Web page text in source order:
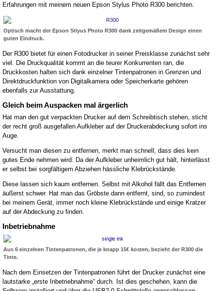
Erfahrungen mit meinem neuen Epson Stylus Photo R300 berichten.
Optisch macht der Epson Stlyus Photo R300 dank zeitgemäßem Design einen
guten Eindruck.
Der R300 bietet für einen Fotodrucker in seiner Preisklasse zunächst sehr
viel. Die Druckqualität kommt an die teurer Konkurrenten ran, die
Druckkosten halten sich dank einzelner Tintenpatronen in Grenzen und
Direktdruckfunktion von Digitalkamera oder Speicherkarte gehören
ebenfalls zur Ausstattung.
Gleich beim Auspacken mal ärgerlich
Hat man den gut verpackten Drucker auf dem Schreibtisch stehen, sticht
der recht groß ausgefallen Aufkleber auf der Druckerabdeckung sofort ins
Auge.
Versucht man diesen zu entfernen, merkt man schnell, dass dies kein
gutes Ende nehmen wird. Da der Aufkleber unheimlich gut hält, hinterlässt
er selbst bei sorgfältigem Abziehen hässliche Klebrückstände.
Diese lassen sich kaum entfernen. Selbst mit Alkohol fällt das Entfernen
äußerst schwer. Hat man das Gröbste dann entfernt, sind, so zumindest
bei meinem Gerät, immer noch kleine Klebrückstände und einige Kratzer
auf der Abdeckung zu finden.
Inbetriebnahme
Aus 6 einzelnen Tintenpatronen, die je knapp 15€ kosten, bezieht der R300 die
Tinte.
Nach dem Einsetzen der Tintenpatronen führt der Drucker zunächst eine
lautstarke „erste Inbetriebnahme“ durch. Ist dies geschehen, kann die